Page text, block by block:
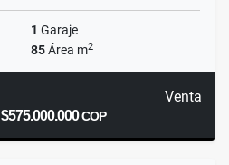
1 Garaje
85Área m2
Venta
$575.000.000COP